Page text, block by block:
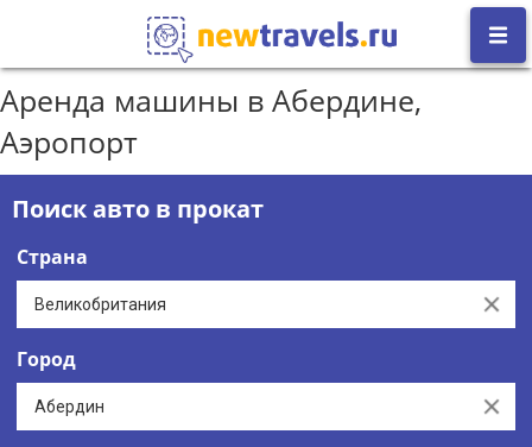
Аренда машины в Абердине,
Аэропорт
Поиск авто в прокат
Страна
Clear
Город
Clear